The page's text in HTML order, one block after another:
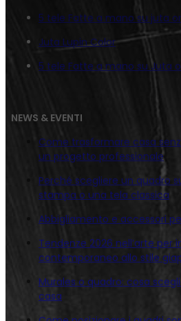
5 tele Fatte a mano su juta
Juta Lupin Color
5 tele Fatte a mano su Juta
NEWS & EVENTI
Come trasformare casa
un progetto professionale
Perché scegliere un quadro
stampa o una tela classica
Abbigliamento e accessori
Tendenze 2026 nell’arte per
contemporaneo allo stile
Murales o quadro: cosa
casa